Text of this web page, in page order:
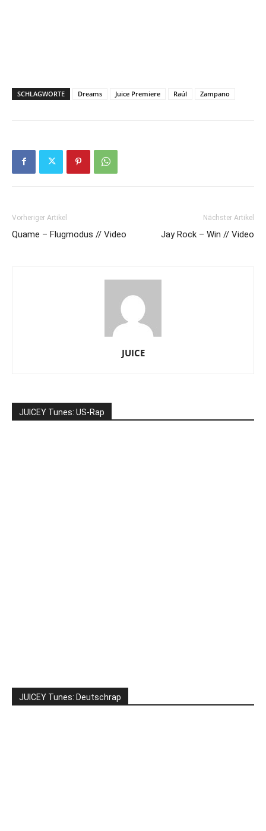
SCHLAGWORTE Dreams Juice Premiere Raúl Zampano
Vorheriger Artikel
Quame – Flugmodus // Video
Nächster Artikel
Jay Rock – Win // Video
JUICE
JUICEY Tunes: US-Rap
JUICEY Tunes: Deutschrap